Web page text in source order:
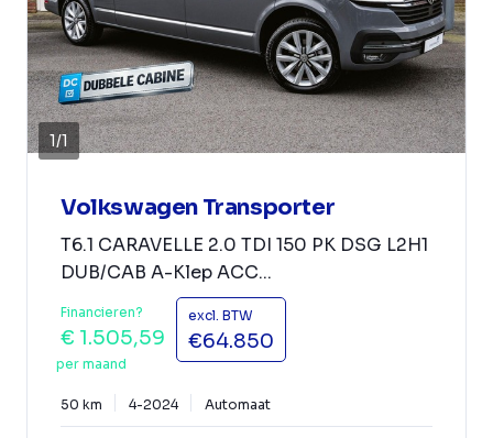
1/1
Volkswagen Transporter
T6.1 CARAVELLE 2.0 TDI 150 PK DSG L2H1
DUB/CAB A-Klep ACC...
Financieren?
€ 1.505,59
per maand
excl. BTW
€64.850
50 km 4-2024 Automaat